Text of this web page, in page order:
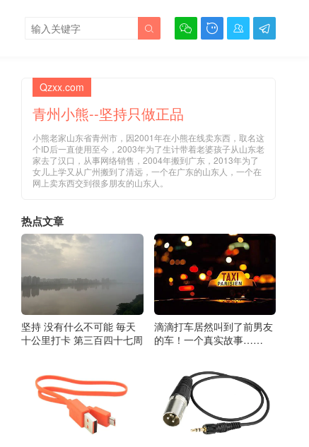
   

Qzxx.com
青州小熊--坚持只做正品
小熊老家山东省青州市，因2001年在小熊在线卖东西，取名这
个ID后一直使用至今，2003年为了生计带着老婆孩子从山东老
家去了汉口，从事网络销售，2004年搬到广东，2013年为了
女儿上学又从广州搬到了清远，一个在广东的山东人，一个在
网上卖东西交到很多朋友的山东人。
热点文章
坚持 没有什么不可能 毎天
十公里打卡 第三百四十七周
滴滴打车居然叫到了前男友
的车！一个真实故事……